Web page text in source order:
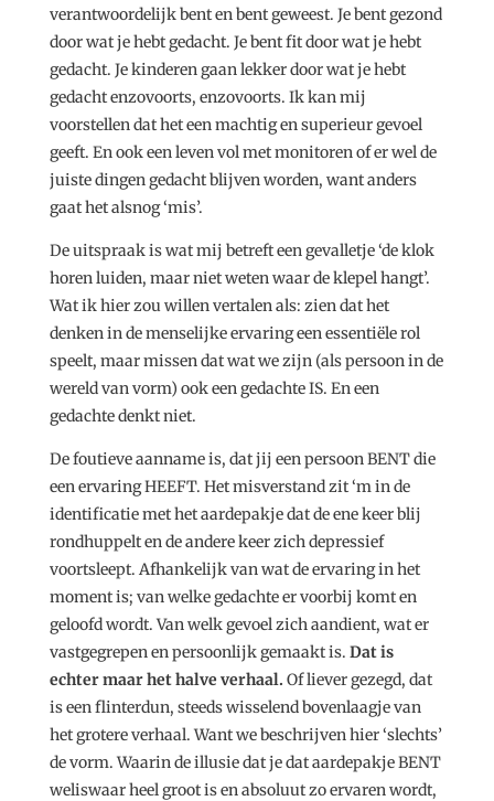
verantwoordelijk bent en bent geweest. Je bent gezond
door wat je hebt gedacht. Je bent fit door wat je hebt
gedacht. Je kinderen gaan lekker door wat je hebt
gedacht enzovoorts, enzovoorts. Ik kan mij
voorstellen dat het een machtig en superieur gevoel
geeft. En ook een leven vol met monitoren of er wel de
juiste dingen gedacht blijven worden, want anders
gaat het alsnog ‘mis’.
De uitspraak is wat mij betreft een gevalletje ‘de klok
horen luiden, maar niet weten waar de klepel hangt’.
Wat ik hier zou willen vertalen als: zien dat het
denken in de menselijke ervaring een essentiële rol
speelt, maar missen dat wat we zijn (als persoon in de
wereld van vorm) ook een gedachte IS. En een
gedachte denkt niet.
De foutieve aanname is, dat jij een persoon BENT die
een ervaring HEEFT. Het misverstand zit ‘m in de
identificatie met het aardepakje dat de ene keer blij
rondhuppelt en de andere keer zich depressief
voortsleept. Afhankelijk van wat de ervaring in het
moment is; van welke gedachte er voorbij komt en
geloofd wordt. Van welk gevoel zich aandient, wat er
vastgegrepen en persoonlijk gemaakt is. Dat is
echter maar het halve verhaal. Of liever gezegd, dat
is een flinterdun, steeds wisselend bovenlaagje van
het grotere verhaal. Want we beschrijven hier ‘slechts’
de vorm. Waarin de illusie dat je dat aardepakje BENT
weliswaar heel groot is en absoluut zo ervaren wordt,